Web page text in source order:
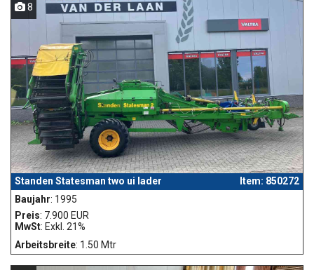
8
Standen Statesman two ui lader
Item: 850272
Baujahr: 1995
Preis: 7.900 EUR
MwSt: Exkl. 21%
Arbeitsbreite: 1.50 Mtr